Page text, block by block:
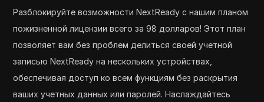
Разблокируйте возможности NextReady с нашим планом
пожизненной лицензии всего за 98 долларов! Этот план
позволяет вам без проблем делиться своей учетной
записью NextReady на нескольких устройствах,
обеспечивая доступ ко всем функциям без раскрытия
ваших учетных данных или паролей. Наслаждайтесь